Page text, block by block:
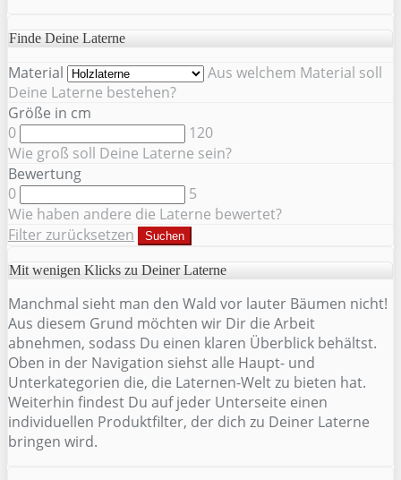
Finde Deine Laterne
Material
Aus welchem Material soll
Deine Laterne bestehen?
Größe in cm
0
120
Wie groß soll Deine Laterne sein?
Bewertung
0
5
Wie haben andere die Laterne bewertet?
Filter zurücksetzen
Suchen
Mit wenigen Klicks zu Deiner Laterne
Manchmal sieht man den Wald vor lauter Bäumen nicht!
Aus diesem Grund möchten wir Dir die Arbeit
abnehmen, sodass Du einen klaren Überblick behältst.
Oben in der Navigation siehst alle Haupt- und
Unterkategorien die, die Laternen-Welt zu bieten hat.
Weiterhin findest Du auf jeder Unterseite einen
individuellen Produktfilter, der dich zu Deiner Laterne
bringen wird.